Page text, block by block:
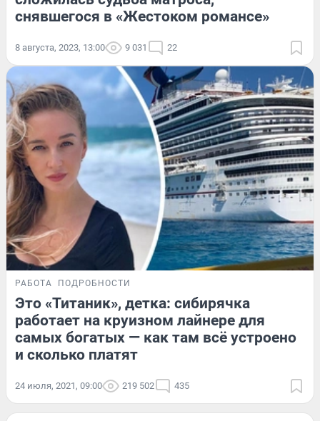
снявшегося в «Жестоком романсе»
8 августа, 2023, 13:00 9 031 22
РАБОТА ПОДРОБНОСТИ
Это «Титаник», детка: сибирячка
работает на круизном лайнере для
самых богатых — как там всё устроено
и сколько платят
24 июля, 2021, 09:00 219 502 435